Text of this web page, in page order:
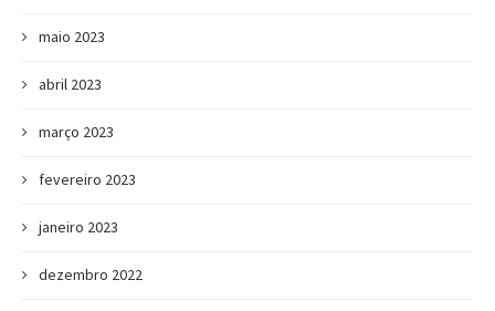
maio 2023
abril 2023
março 2023
fevereiro 2023
janeiro 2023
dezembro 2022